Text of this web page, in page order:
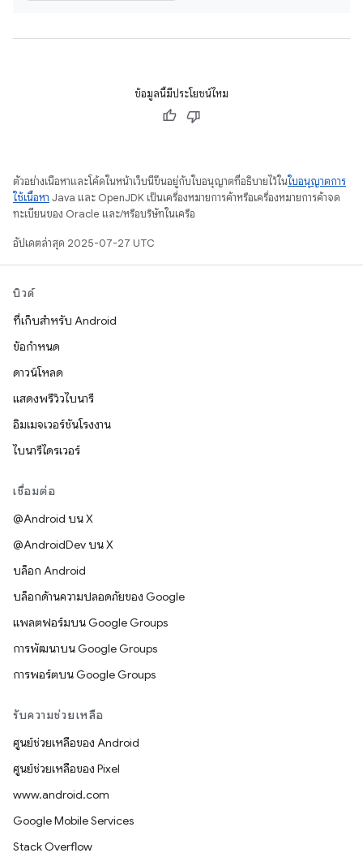
ข้อมูลนี้มีประโยชน์ไหม
ตัวอย่างเนื้อหาและโค้ดในหน้าเว็บนี้ขึ้นอยู่กับใบอนุญาตที่อธิบายไว้ในใบอนุญาตการ
ใช้เนื้อหา Java และ OpenJDK เป็นเครื่องหมายการค้าหรือเครื่องหมายการค้าจด
ทะเบียนของ Oracle และ/หรือบริษัทในเครือ
อัปเดตล่าสุด 2025-07-27 UTC
บิวด์
ที่เก็บสำหรับ Android
ข้อกำหนด
ดาวน์โหลด
แสดงพรีวิวไบนารี
อิมเมจเวอร์ชันโรงงาน
ไบนารีไดรเวอร์
เชื่อมต่อ
@Android บน X
@AndroidDev บน X
บล็อก Android
บล็อกด้านความปลอดภัยของ Google
แพลตฟอร์มบน Google Groups
การพัฒนาบน Google Groups
การพอร์ตบน Google Groups
รับความช่วยเหลือ
ศูนย์ช่วยเหลือของ Android
ศูนย์ช่วยเหลือของ Pixel
www.android.com
Google Mobile Services
Stack Overflow